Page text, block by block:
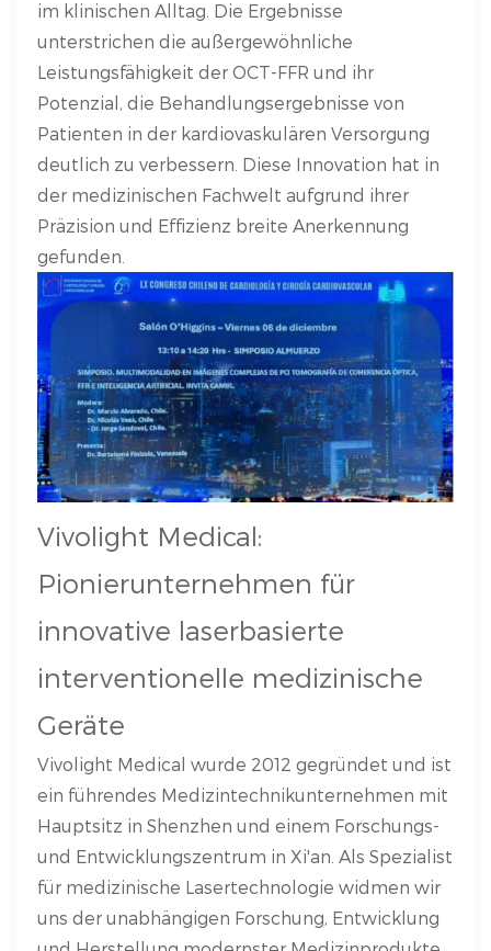
im klinischen Alltag. Die Ergebnisse
unterstrichen die außergewöhnliche
Leistungsfähigkeit der OCT-FFR und ihr
Potenzial, die Behandlungsergebnisse von
Patienten in der kardiovaskulären Versorgung
deutlich zu verbessern. Diese Innovation hat in
der medizinischen Fachwelt aufgrund ihrer
Präzision und Effizienz breite Anerkennung
gefunden.
Vivolight Medical:
Pionierunternehmen für
innovative laserbasierte
interventionelle medizinische
Geräte
Vivolight Medical wurde 2012 gegründet und ist
ein führendes Medizintechnikunternehmen mit
Hauptsitz in Shenzhen und einem Forschungs-
und Entwicklungszentrum in Xi'an. Als Spezialist
für medizinische Lasertechnologie widmen wir
uns der unabhängigen Forschung, Entwicklung